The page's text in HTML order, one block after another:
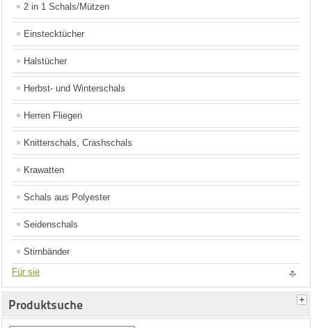
2 in 1 Schals/Mützen
Einstecktücher
Halstücher
Herbst- und Winterschals
Herren Fliegen
Knitterschals, Crashschals
Krawatten
Schals aus Polyester
Seidenschals
Stirnbänder
Für sie
Produktsuche